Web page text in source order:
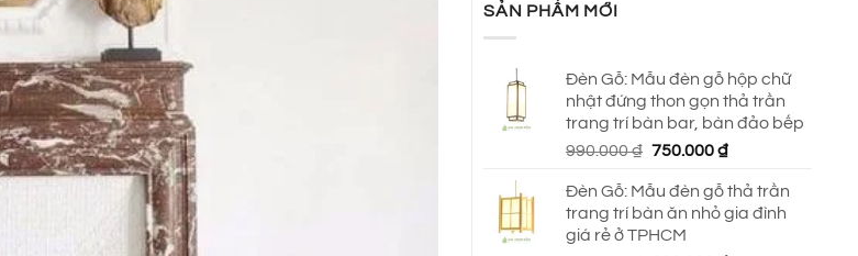
SẢN PHẨM MỚI
Đèn Gỗ: Mẫu đèn gỗ hộp chữ
nhật đứng thon gọn thả trần
trang trí bàn bar, bàn đảo bếp
990.000₫ Giá
là:
990.000 ₫.
750.000₫Giá
tại
là:
Đèn Gỗ: Mẫu đèn gỗ thả trần
trang trí bàn ăn nhỏ gia đình
giá rẻ ở TPHCM